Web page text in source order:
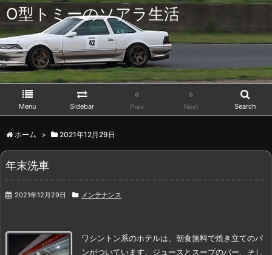
O型トミーのソアラ生活
Menu Sidebar
«
Prev
»
Next Search
ホーム > 2021年12月29日
年末洗車
2021年12月29日 メンテナンス
ワシントン系のホテルは、朝食無料で焼き立てのパ
ンがついています。 ジュースとスープのバー、そし